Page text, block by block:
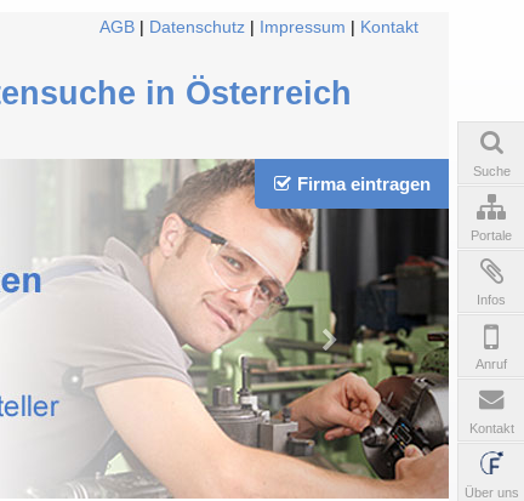
AGB Datenschutz Impressum Kontakt
in Österreich
Firma eintragen
Suche
Portale
Infos
Anruf
Kontakt
Über uns